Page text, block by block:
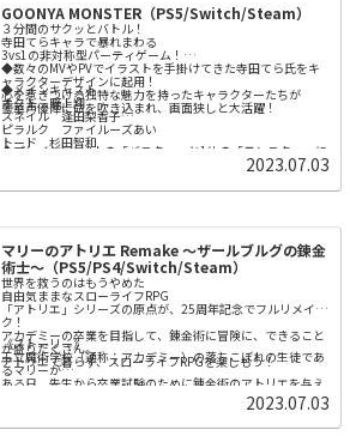
対戦相手のチームよりも早く達成できれば勝利だ。
時には対戦チームを直接攻撃して倒したり、時には共闘した
りしながら、いち早くミッションを達成しよう。
提示されるミッションは、プレイヤーの腕前や状況によって
変化。プレイする度に違った体験が待っている。
GOONYA MONSTER（PS5/Switch/Steam）
３分間のサクッとバトル！
寺田てらキャラで暴れまわる
3vs1の非対称型パーティゲーム！
◆数々のMVやPVでイラストを手掛けてきた寺田てら氏をキ
ャラクターデザインに起用！
心を惹きつける独特な魅力を持ったキャラクターたちが
豪華声優陣に命を吹き込まれ、画面狭しと大活躍！
◆メインキャスト
オクト 野上翔
スネイル 逢田梨香子
ピラルク ファイルーズあい
トード 杉田智和
ぐーにゃん 井澤詩織
◆プレイヤーは3人の「バスター」と1体の「モンスター」に
モンスターは圧倒的な強さで勝利を掴め！
よう！
爽快感のあるウェポンで敵を一網打尽！
ステージ内に現れるアンデッドを倒し、ソウルを集めるのが
バスターの勝利条件だ！
◆モンスター：ド派手なスキルでバスターどもをぶっ飛ば
せ！
極太ビームや超巨大化、
必殺の“捕食” でバスターたちをやっつけろ！
バスターを全滅させるか、制限時間が経過すれば、モンスタ
ーの勝利だ！
◆遊べば遊ぶほどストーリーが展開する「エピソードマッ
チ」！
レベルアップでカスタマイズアイテムが手に入る！
お気に入りのキャラクターをおもしろ衣装でコーディネート
しよう！
家族や友達と一緒に、オンラインのエピソードマッチに挑も
2023.07.03
マリーのアトリエ Remake ～ザールブルグの錬金
術士～（PS5/PS4/Switch/Steam）
世界を救うのはもうやめた
自由気ままなスローライフRPG
「アトリエ」シリーズの原点が、25周年記念でフルリメイ
ク！
アカデミーの卒業を目指して、錬金術に冒険に、できること
が盛りだくさん。
アトリエで暮らす、スローライフRPGを楽しもう！
《ストーリー》
王立魔術学校（通称：アカデミー）の落ちこぼれの生徒であ
るマリーが
ある日、先生から卒業試験のために錬金術のアトリエを与え
試験の課題は、先生が納得するアイテムを完成させること。
2023.07.03